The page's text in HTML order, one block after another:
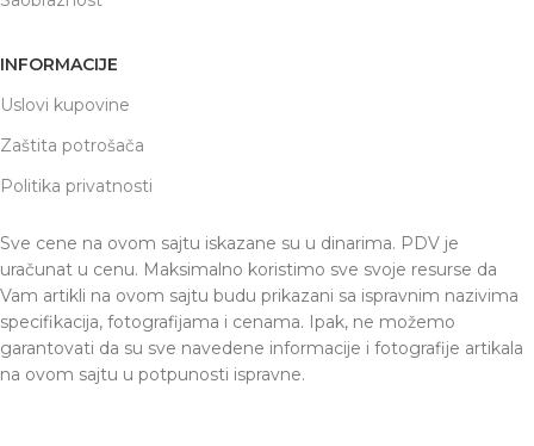
INFORMACIJE
Uslovi kupovine
Zaštita potrošača
Politika privatnosti
Sve cene na ovom sajtu iskazane su u dinarima. PDV je
uračunat u cenu. Maksimalno koristimo sve svoje resurse da
Vam artikli na ovom sajtu budu prikazani sa ispravnim nazivima
specifikacija, fotografijama i cenama. Ipak, ne možemo
garantovati da su sve navedene informacije i fotografije artikala
na ovom sajtu u potpunosti ispravne.